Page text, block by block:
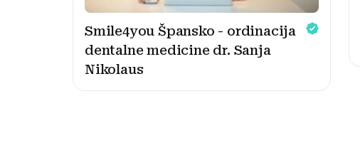
Smile4you Špansko - ordinacija
dentalne medicine dr. Sanja
Nikolaus